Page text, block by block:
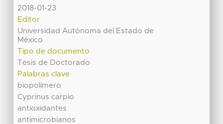
2018-01-23
Editor
Universidad Autónoma del Estado de
México
Tipo de documento
Tesis de Doctorado
Palabras clave
biopolímero
Cyprinus carpio
antioxidantes
antimicrobianos